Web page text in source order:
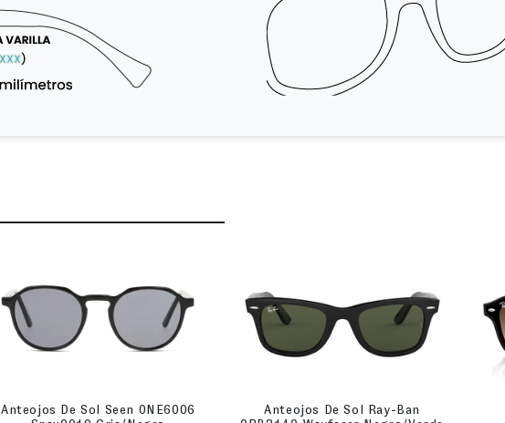
Anteojos De Sol Seen 0NE6006
Anteojos De Sol Ray-Ban